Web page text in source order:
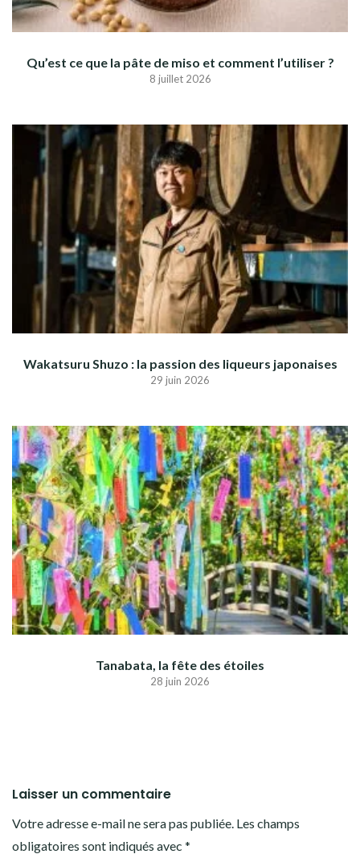
Qu’est ce que la pâte de miso et comment l’utiliser ?
8 juillet 2026
Wakatsuru Shuzo : la passion des liqueurs japonaises
29 juin 2026
Tanabata, la fête des étoiles
28 juin 2026
Laisser un commentaire
Votre adresse e-mail ne sera pas publiée. Les champs
obligatoires sont indiqués avec *